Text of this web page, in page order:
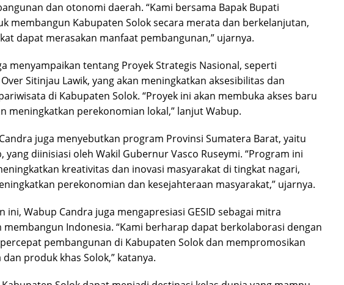
dan otonomi daerah. “Kami bersama Bapak Bupati
membangun Kabupaten Solok secara merata dan berkelanjutan,
dapat merasakan manfaat pembangunan,” ujarnya.
menyampaikan tentang Proyek Strategis Nasional, seperti
Sitinjau Lawik, yang akan meningkatkan aksesibilitas dan
di Kabupaten Solok. “Proyek ini akan membuka akses baru
meningkatkan perekonomian lokal,” lanjut Wabup.
juga menyebutkan program Provinsi Sumatera Barat, yaitu
yang diinisiasi oleh Wakil Gubernur Vasco Ruseymi. “Program ini
kreativitas dan inovasi masyarakat di tingkat nagari,
perekonomian dan kesejahteraan masyarakat,” ujarnya.
ini, Wabup Candra juga mengapresiasi GESID sebagai mitra
Indonesia. “Kami berharap dapat berkolaborasi dengan
pembangunan di Kabupaten Solok dan mempromosikan
produk khas Solok,” katanya.